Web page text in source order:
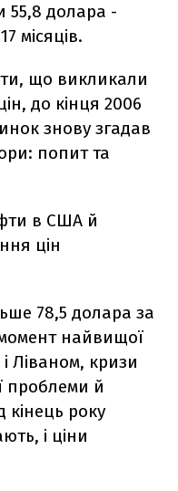
55,8 долара -
місяців.
що викликали
до кінця 2006
знову згадав
попит та
в США й
цін
78,5 долара за
найвищої
Ліваном, кризи
проблеми й
кінець року
і ціни